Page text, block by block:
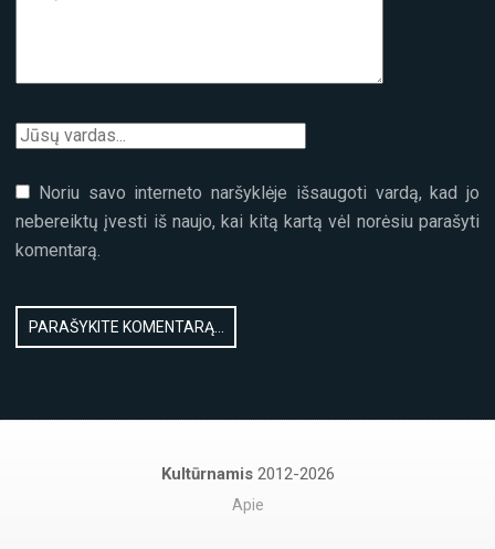
Noriu savo interneto naršyklėje išsaugoti vardą, kad jo
nebereiktų įvesti iš naujo, kai kitą kartą vėl norėsiu parašyti
komentarą.
Kultūrnamis 2012-2026
Apie